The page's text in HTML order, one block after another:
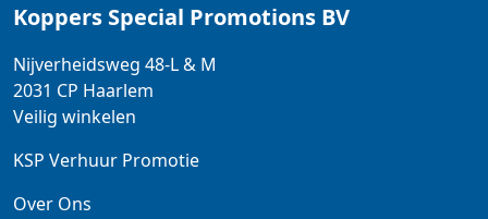
Koppers Special Promotions BV
Nijverheidsweg 48-L & M
2031 CP Haarlem
Veilig winkelen
KSP Verhuur Promotie
Over Ons